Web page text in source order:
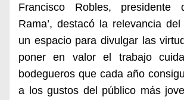
Francisco Robles, presidente
Rama’, destacó la relevancia
un espacio para divulgar las
poner en valor el trabajo
bodegueros que cada año
a los gustos del público más